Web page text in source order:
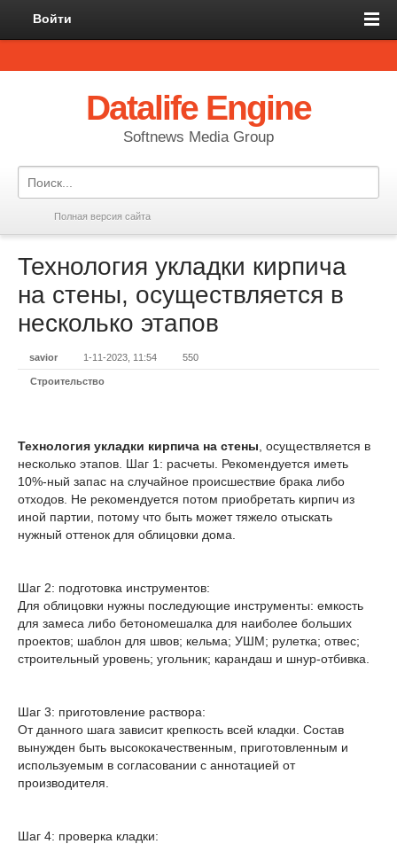
Войти
Datalife Engine
Softnews Media Group
Полная версия сайта
Технология укладки кирпича
на стены, осуществляется в
несколько этапов
savior 1-11-2023, 11:54 550
Строительство
Технология укладки кирпича на стены , осуществляется в
несколько этапов. Шаг 1: расчеты. Рекомендуется иметь
10%-ный запас на случайное происшествие брака либо
отходов. Не рекомендуется потом приобретать кирпич из
иной партии, потому что быть может тяжело отыскать
нужный оттенок для облицовки дома.
Шаг 2: подготовка инструментов:
Для облицовки нужны последующие инструменты: емкость
для замеса либо бетономешалка для наиболее больших
проектов; шаблон для швов; кельма; УШМ; рулетка; отвес;
строительный уровень; угольник; карандаш и шнур-отбивка.
Шаг 3: приготовление раствора:
От данного шага зависит крепкость всей кладки. Состав
вынужден быть высококачественным, приготовленным и
используемым в согласовании с аннотацией от
производителя.
Шаг 4: проверка кладки: